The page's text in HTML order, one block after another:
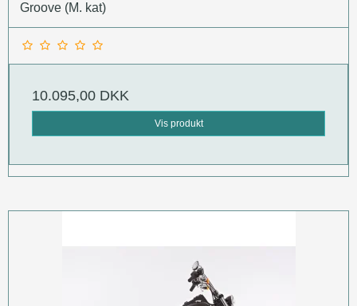
Groove (M. kat)
10.095,00 DKK
Vis produkt